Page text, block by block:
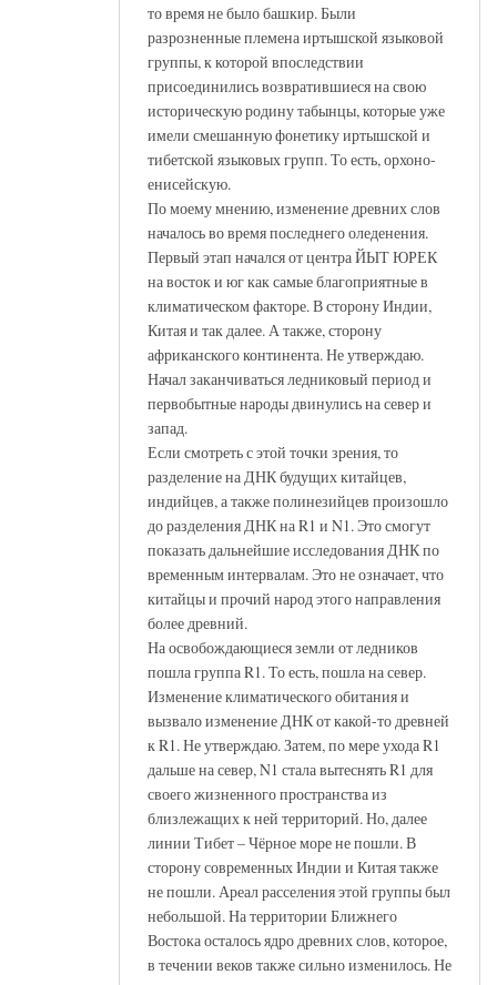
то время не было башкир. Были
разрозненные племена иртышской языковой
группы, к которой впоследствии
присоединились возвратившиеся на свою
историческую родину табынцы, которые уже
имели смешанную фонетику иртышской и
тибетской языковых групп. То есть, орхоно-
енисейскую.
По моему мнению, изменение древних слов
началось во время последнего оледенения.
Первый этап начался от центра ЙЫТ ЮРЕК
на восток и юг как самые благоприятные в
климатическом факторе. В сторону Индии,
Китая и так далее. А также, сторону
африканского континента. Не утверждаю.
Начал заканчиваться ледниковый период и
первобытные народы двинулись на север и
запад.
Если смотреть с этой точки зрения, то
разделение на ДНК будущих китайцев,
индийцев, а также полинезийцев произошло
до разделения ДНК на R1 и N1. Это смогут
показать дальнейшие исследования ДНК по
временным интервалам. Это не означает, что
китайцы и прочий народ этого направления
более древний.
На освобождающиеся земли от ледников
пошла группа R1. То есть, пошла на север.
Изменение климатического обитания и
вызвало изменение ДНК от какой-то древней
к R1. Не утверждаю. Затем, по мере ухода R1
дальше на север, N1 стала вытеснять R1 для
своего жизненного пространства из
близлежащих к ней территорий. Но, далее
линии Тибет – Чёрное море не пошли. В
сторону современных Индии и Китая также
не пошли. Ареал расселения этой группы был
небольшой. На территории Ближнего
Востока осталось ядро древних слов, которое,
в течении веков также сильно изменилось. Не